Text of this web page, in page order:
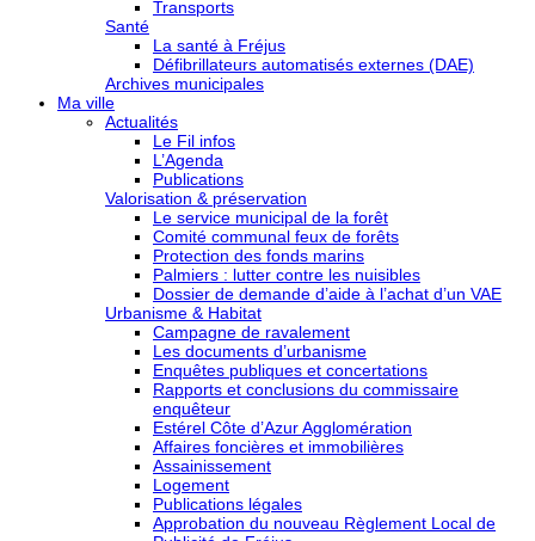
Transports
Santé
La santé à Fréjus
Défibrillateurs automatisés externes (DAE)
Archives municipales
Ma ville
Actualités
Le Fil infos
L’Agenda
Publications
Valorisation & préservation
Le service municipal de la forêt
Comité communal feux de forêts
Protection des fonds marins
Palmiers : lutter contre les nuisibles
Dossier de demande d’aide à l’achat d’un VAE
Urbanisme & Habitat
Campagne de ravalement
Les documents d’urbanisme
Enquêtes publiques et concertations
Rapports et conclusions du commissaire
enquêteur
Estérel Côte d’Azur Agglomération
Affaires foncières et immobilières
Assainissement
Logement
Publications légales
Approbation du nouveau Règlement Local de